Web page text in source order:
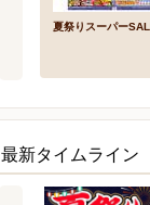
夏祭りスーパー
最新タイムライン